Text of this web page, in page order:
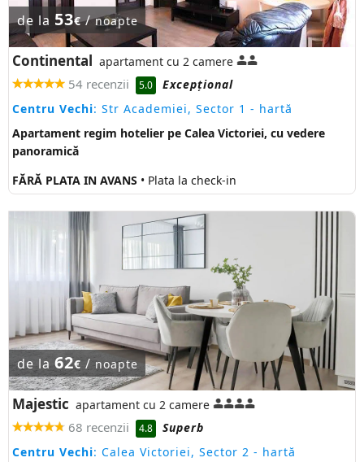
de la 53€/noapte
Continental apartament cu 2 camere
54 recenzii 5.0
Excepţional
Centru Vechi: Str Academiei, Sector 1 - hartă
Apartament regim hotelier pe Calea Victoriei, cu vedere
panoramică
FĂRĂ PLATA IN AVANS • Plata la check-in
de la 62€ /noapte
Majestic apartament cu 2 camere
68 recenzii 4.8
Superb
Centru Vechi: Calea Victoriei, Sector 2 - hartă